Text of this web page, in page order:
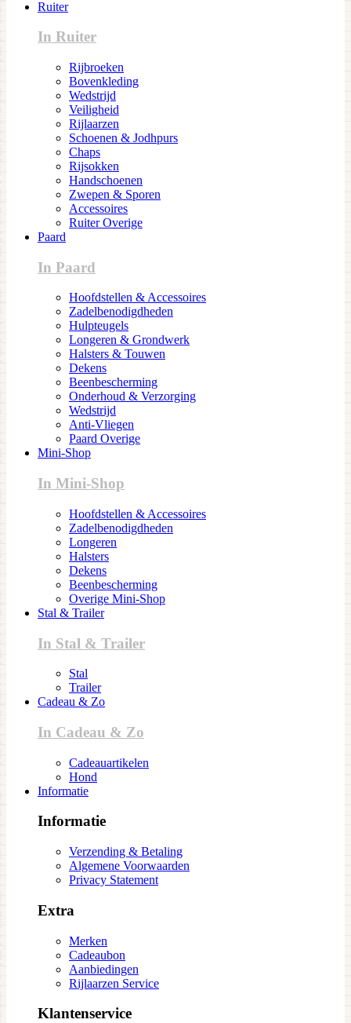
Ruiter
In Ruiter
Rijbroeken
Bovenkleding
Wedstrijd
Veiligheid
Rijlaarzen
Schoenen & Jodhpurs
Chaps
Rijsokken
Handschoenen
Zwepen & Sporen
Accessoires
Ruiter Overige
Paard
In Paard
Hoofdstellen & Accessoires
Zadelbenodigdheden
Hulpteugels
Longeren & Grondwerk
Halsters & Touwen
Dekens
Beenbescherming
Onderhoud & Verzorging
Wedstrijd
Anti-Vliegen
Paard Overige
Mini-Shop
In Mini-Shop
Hoofdstellen & Accessoires
Zadelbenodigdheden
Longeren
Halsters
Dekens
Beenbescherming
Overige Mini-Shop
Stal & Trailer
In Stal & Trailer
Stal
Trailer
Cadeau & Zo
In Cadeau & Zo
Cadeauartikelen
Hond
Informatie
Informatie
Verzending & Betaling
Algemene Voorwaarden
Privacy Statement
Extra
Merken
Cadeaubon
Aanbiedingen
Rijlaarzen Service
Klantenservice